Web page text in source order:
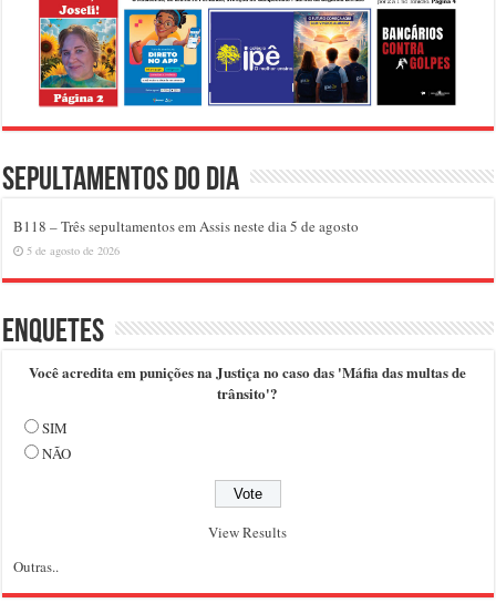
Sepultamentos do dia
B118 – Três sepultamentos em Assis neste dia 5 de agosto
5 de agosto de 2026
Enquetes
Você acredita em punições na Justiça no caso das 'Máfia das multas de
trânsito'?
SIM
NÃO
View Results
Outras..